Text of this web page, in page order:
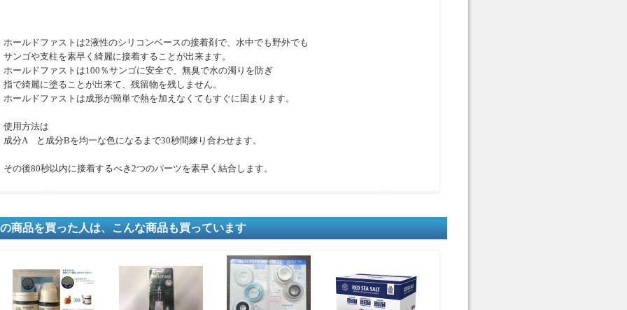
ホールドファストは2液性のシリコンベースの接着剤で、水中でも野外でも
サンゴや支柱を素早く綺麗に接着することが出来ます。
ホールドファストは100％サンゴに安全で、無臭で水の濁りを防ぎ
指で綺麗に塗ることが出来て、残留物を残しません。
ホールドファストは成形が簡単で熱を加えなくてもすぐに固まります。
使用方法は
成分A と成分Bを均一な色になるまで30秒間練り合わせます。
その後80秒以内に接着するべき2つのパーツを素早く結合します。
商品を買った人は、こんな商品も買っています